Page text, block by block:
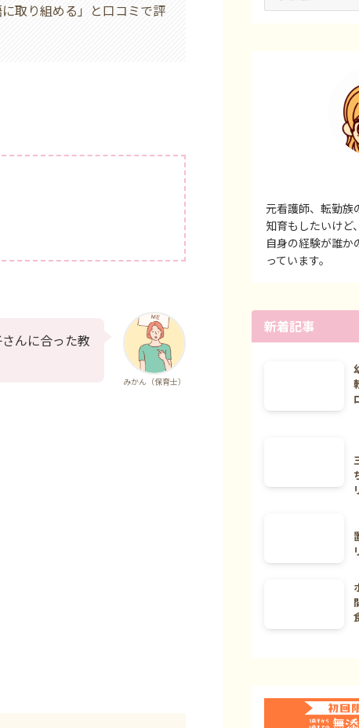
取り組める」と口コミで評
みかん（保育士）
んに合った教
元看護師、転勤族
知育もしたいけど
自身の経験が誰か
っています。
新着記事